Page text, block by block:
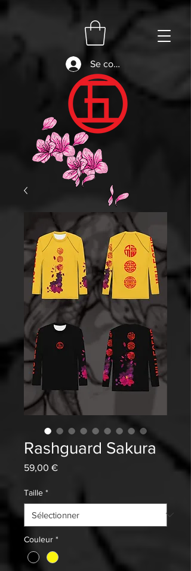
Se connecter
Rashguard Sakura
59,00 €Prix
Taille *
Couleur *